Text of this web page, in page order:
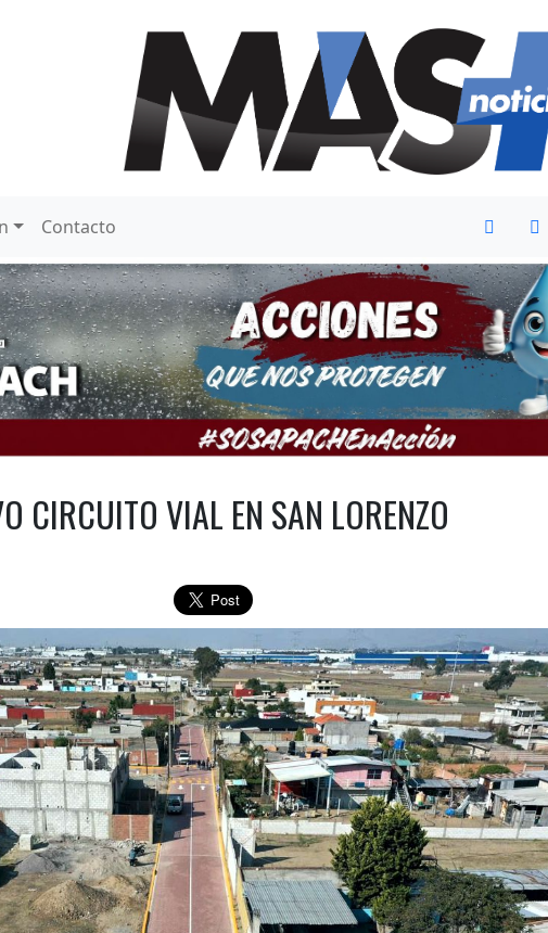
Contacto
CIRCUITO VIAL EN SAN LORENZO